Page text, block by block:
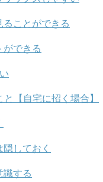
ことができる
ができる
【自宅に招く場合】
しておく
識する